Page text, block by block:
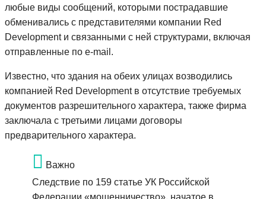
любые виды сообщений, которыми пострадавшие
обменивались с представителями компании Red
Development и связанными с ней структурами, включая
отправленные по e-mail.
Известно, что здания на обеих улицах возводились
компанией Red Development в отсутствие требуемых
документов разрешительного характера, также фирма
заключала с третьими лицами договоры
предварительного характера.
Важно
Следствие по 159 статье УК Российской
Федерации «мошенничество», начатое в